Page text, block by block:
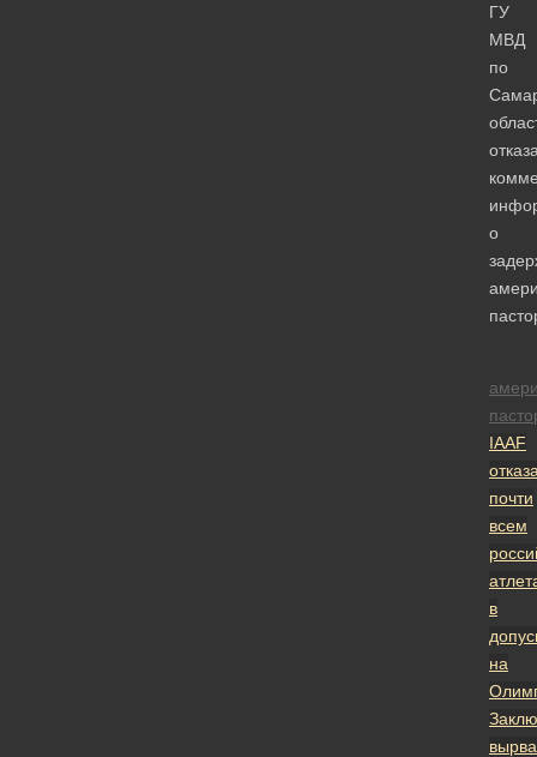
ГУ
МВД
по
о
IAAF
почти
всем
в
на